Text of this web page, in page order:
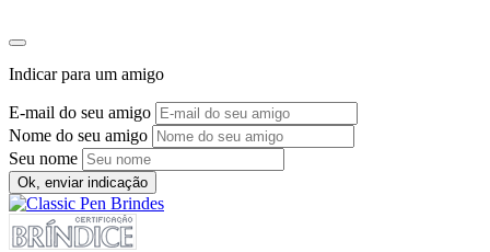
Indicar para um amigo
E-mail do seu amigo
Nome do seu amigo
Seu nome
Ok, enviar indicação